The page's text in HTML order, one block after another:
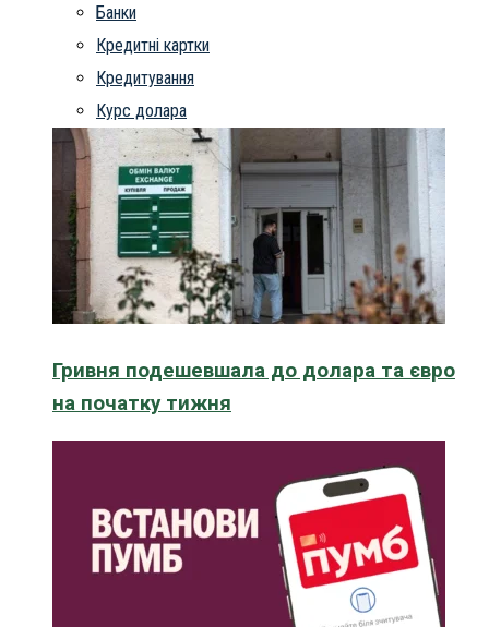
Банки
Кредитні картки
Кредитування
Курс долара
Гривня подешевшала до долара та євро
на початку тижня